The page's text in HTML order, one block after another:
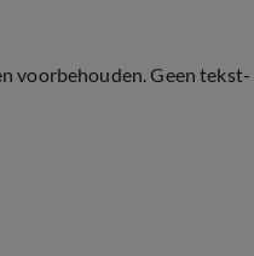
voorbehouden. Geen tekst-